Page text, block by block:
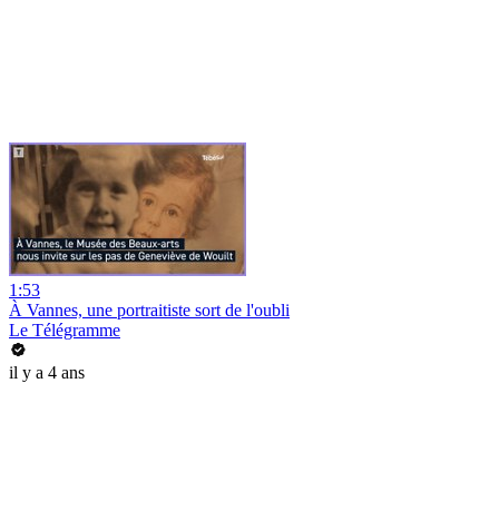
1:53
À Vannes, une portraitiste sort de l'oubli
Le Télégramme
il y a 4 ans